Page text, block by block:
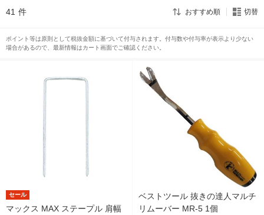
41 件 おすすめ順 切替
ポイント等は原則として税抜金額に基づいて付与されます。付与数や付与率が表示より少ない
場合があるので、最新情報はカート画面でご確認ください。
セール
マックス MAX ステープル 肩幅
ベストツール 抜きの達人マルチ
リムーバー MR-5 1個